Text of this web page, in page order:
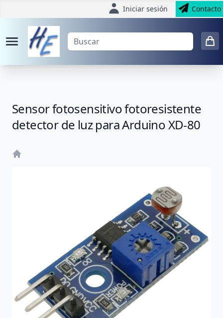
Iniciar sesión Contacto
Sensor fotosensitivo fotoresistente
detector de luz para Arduino XD-80